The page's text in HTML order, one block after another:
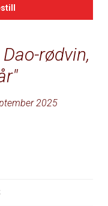
rødvin,
2025